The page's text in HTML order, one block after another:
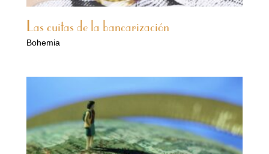
Las cuitas de la bancarización
Bohemia